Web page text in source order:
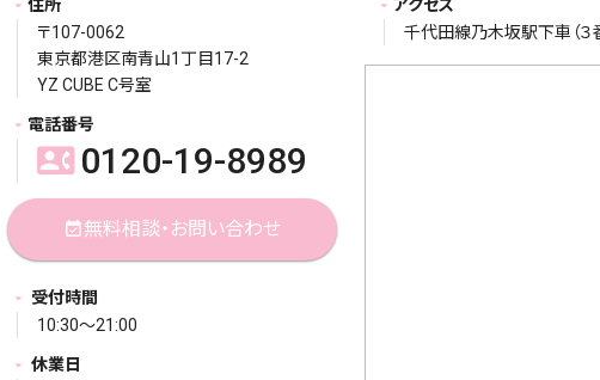
住所
〒107-0062
東京都港区南青山1丁目17-2
YZ CUBE C号室
電話番号
contact_phone0120-19-8989
event_available無料相談・お問い合わせ
受付時間
10:30～21:00
休業日
アクセス
千代田線乃木坂駅下車（３